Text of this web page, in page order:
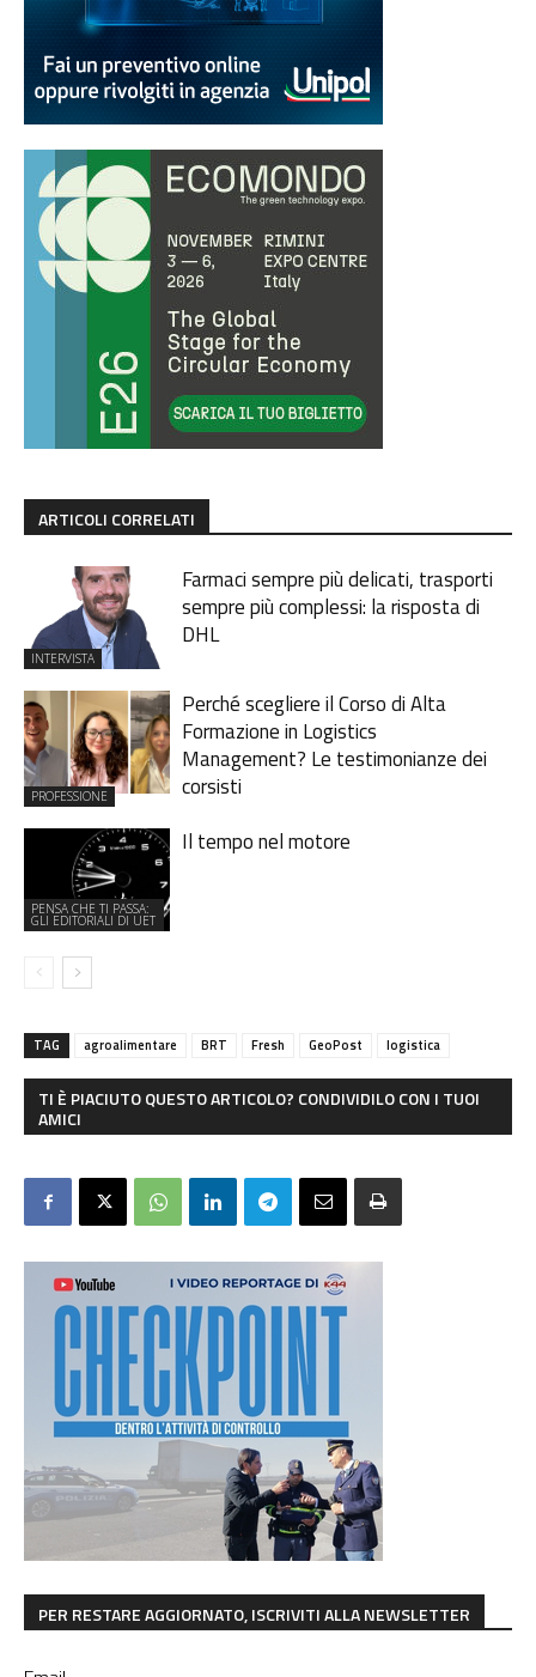
ARTICOLI CORRELATI
INTERVISTA
Farmaci sempre più delicati, trasporti
sempre più complessi: la risposta di
DHL
PROFESSIONE
Perché scegliere il Corso di Alta
Formazione in Logistics
Management? Le testimonianze dei
corsisti
PENSA CHE TI PASSA:
GLI EDITORIALI DI UET
Il tempo nel motore
TAG agroalimentare BRT Fresh GeoPost logistica
TI È PIACIUTO QUESTO ARTICOLO? CONDIVIDILO CON I TUOI
AMICI
PER RESTARE AGGIORNATO, ISCRIVITI ALLA NEWSLETTER